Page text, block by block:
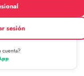
sesión
cuenta?